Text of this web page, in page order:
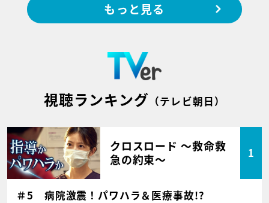
もっと見る
視聴ランキング （テレビ朝日）
クロスロード ～救命救
急の約束～
1
＃5 病院激震！パワハラ＆医療事故!?